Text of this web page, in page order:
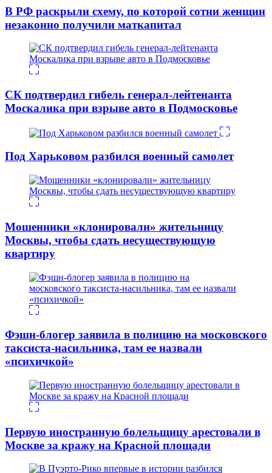
В РФ раскрыли схему, по которой сотни женщин
незаконно получили маткапитал
СК подтвердил гибель генерал-лейтенанта
Москалика при взрыве авто в Подмосковье
Под Харьковом разбился военный самолет
Мошенники «клонировали» жительницу
Москвы, чтобы сдать несуществующую
квартиру
Фэшн-блогер заявила в полицию на московского
таксиста-насильника, там ее назвали
«психичкой»
Первую иностранную болельщицу арестовали в
Москве за кражу на Красной площади